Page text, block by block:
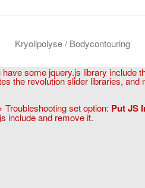
Kryolipolyse / Bodycontouring
some jquery.js library include
the revolution slider libraries, and
set option: Put JS
include and remove it.